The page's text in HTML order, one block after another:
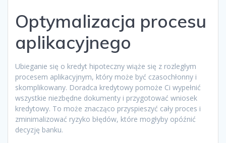
Optymalizacja procesu
aplikacyjnego
Ubieganie się o kredyt hipoteczny wiąże się z rozległym
procesem aplikacyjnym, który może być czasochłonny i
skomplikowany. Doradca kredytowy pomoże Ci wypełnić
wszystkie niezbędne dokumenty i przygotować wniosek
kredytowy. To może znacząco przyspieszyć cały proces i
zminimalizować ryzyko błędów, które mogłyby opóźnić
decyzję banku.